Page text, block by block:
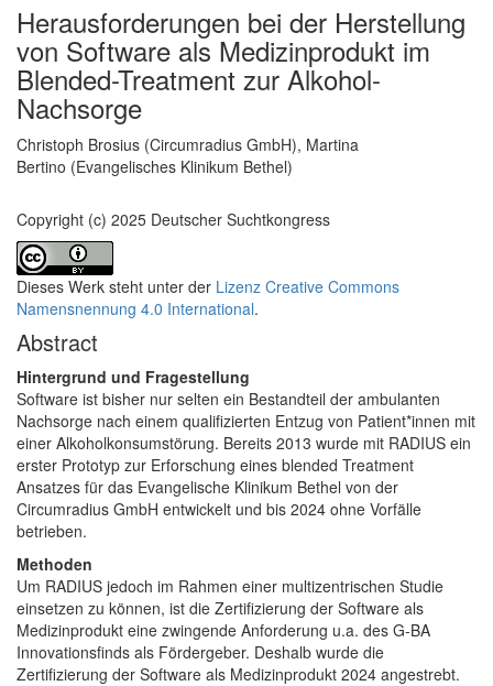
Herausforderungen bei der Herstellung
von Software als Medizinprodukt im
Blended-Treatment zur Alkohol-
Nachsorge
Hauptsächlicher Artikelinhalt
Christoph Brosius (Circumradius GmbH), Martina
Bertino (Evangelisches Klinikum Bethel)
Copyright (c) 2025 Deutscher Suchtkongress
Dieses Werk steht unter der Lizenz Creative Commons
Namensnennung 4.0 International.
Abstract
Hintergrund und Fragestellung
Software ist bisher nur selten ein Bestandteil der ambulanten
Nachsorge nach einem qualifizierten Entzug von Patient*innen mit
einer Alkoholkonsumstörung. Bereits 2013 wurde mit RADIUS ein
erster Prototyp zur Erforschung eines blended Treatment
Ansatzes für das Evangelische Klinikum Bethel von der
Circumradius GmbH entwickelt und bis 2024 ohne Vorfälle
betrieben.
Methoden
Um RADIUS jedoch im Rahmen einer multizentrischen Studie
einsetzen zu können, ist die Zertifizierung der Software als
Medizinprodukt eine zwingende Anforderung u.a. des G-BA
Innovationsfinds als Fördergeber. Deshalb wurde die
Zertifizierung der Software als Medizinprodukt 2024 angestrebt.